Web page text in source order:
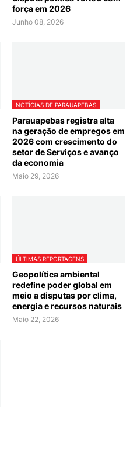
força em 2026
Junho 08, 2026
NOTÍCIAS DE PARAUAPEBAS
Parauapebas registra alta
na geração de empregos em
2026 com crescimento do
setor de Serviços e avanço
da economia
Maio 29, 2026
ÚLTIMAS REPORTAGENS
Geopolítica ambiental
redefine poder global em
meio a disputas por clima,
energia e recursos naturais
Maio 22, 2026